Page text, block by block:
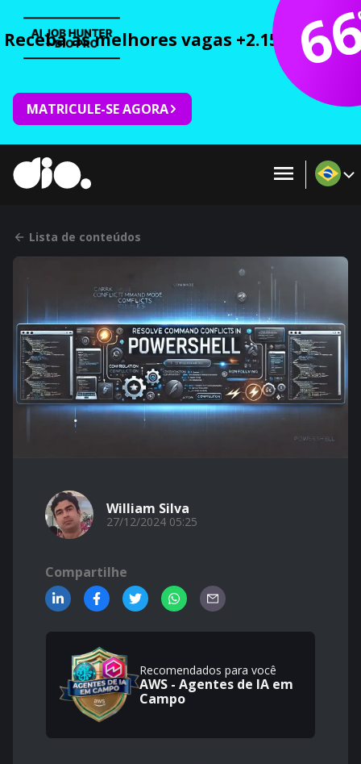
Receba as melhores vagas +2.150 cursos
MATRICULE-SE AGORA
Lista de conteúdos
William Silva
27/12/2024 05:25
Compartilhe
Recomendados para você
AWS - Agentes de IA em
Campo